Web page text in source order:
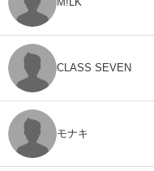
CLASS SEVEN
モナキ